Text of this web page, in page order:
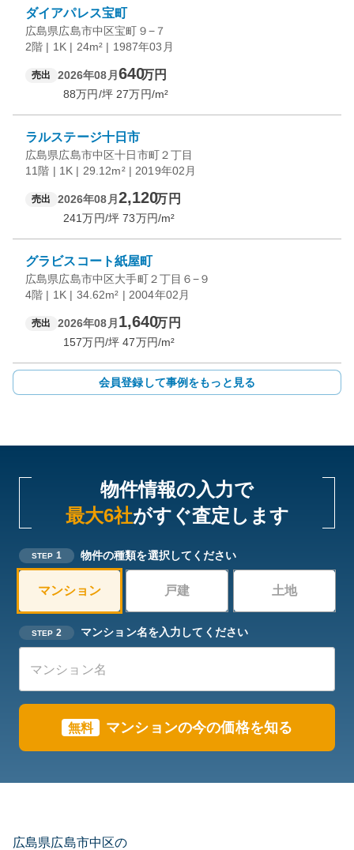
ダイアパレス宝町
広島県広島市中区宝町９−７
2階 | 1K | 24m² | 1987年03月
売出 2026年08月 640万円
88万円/坪 27万円/m²
ラルステージ十日市
広島県広島市中区十日市町２丁目
11階 | 1K | 29.12m² | 2019年02月
売出 2026年08月 2,120万円
241万円/坪 73万円/m²
グラビスコート紙屋町
広島県広島市中区大手町２丁目６−９
4階 | 1K | 34.62m² | 2004年02月
売出 2026年08月 1,640万円
157万円/坪 47万円/m²
会員登録して事例をもっと見る
物件情報の入力で
最大6社がすぐ査定します
STEP 1 物件の種類を選択してください
マンション 戸建 土地
STEP 2 マンション名を入力してください
無料 マンションの今の価格を知る
広島県広島市中区の